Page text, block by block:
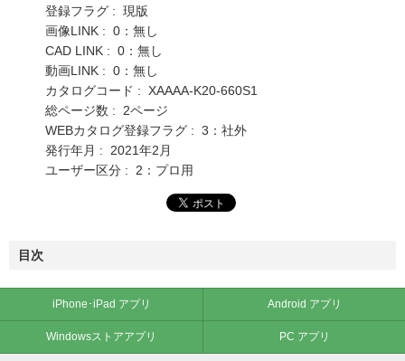
登録フラグ : 現版
画像LINK : 0：無し
CAD LINK : 0：無し
動画LINK : 0：無し
カタログコード : XAAAA-K20-660S1
総ページ数 : 2ページ
WEBカタログ登録フラグ : 3：社外
発行年月 : 2021年2月
ユーザー区分 : 2：プロ用
目次
iPhone･iPad アプリ Android アプリ
Windowsストアアプリ PC アプリ